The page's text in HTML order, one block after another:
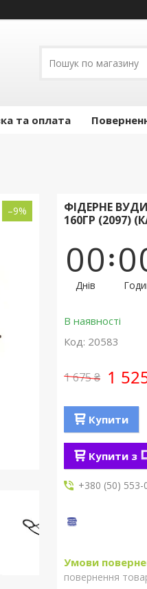
та оплата
–9%
ФІДЕРНЕ
160ГР (2097)
00
Днів
0
В наявності
Код: 20583
1 675 ₴ 1
Купити
Купити з
+380 (50) 553-
повернення